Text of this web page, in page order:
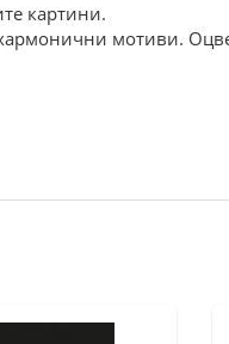
картини.
мотиви.